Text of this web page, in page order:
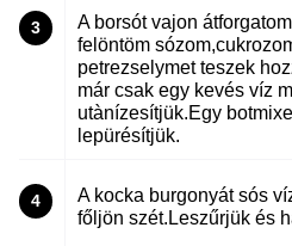
3
A borsót vajon
felöntöm
petrezselymet teszek
már csak egy kevés víz
utànízesítjük.Egy
lepürésítjük.
4
A kocka burgonyát sós
főljön szét.Leszűrjük és